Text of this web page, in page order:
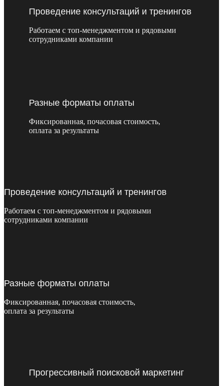
Проведение консультаций и тренингов
Работаем с топ-менеджментом и рядовыми
сотрудниками компании
Разные форматы оплаты
Фиксированная, почасовая стоимость,
оплата за результаты
Проведение консультаций и тренингов
Работаем с топ-менеджментом и рядовыми
сотрудниками компании
Разные форматы оплаты
Фиксированная, почасовая стоимость,
оплата за результаты
Прогрессивный поисковой маркетинг